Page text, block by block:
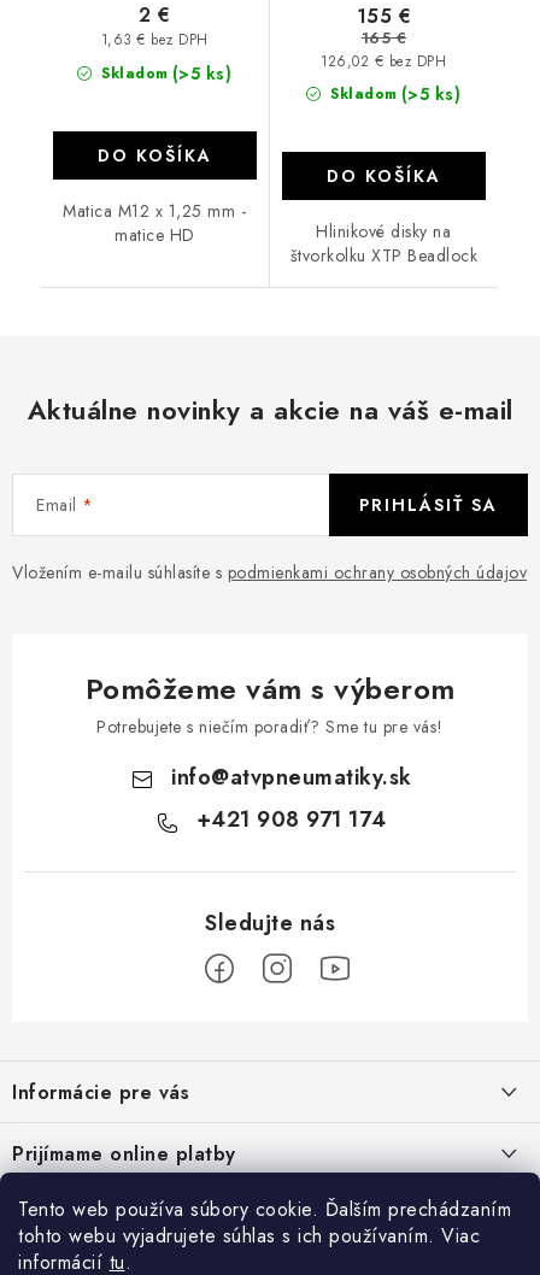
Tento web používa súbory cookie. Ďalším prechádzaním
tohto webu vyjadrujete súhlas s ich používaním. Viac
informácií tu.
Skladom (>5 ks)
1,63 € bez DPH
2 €
DO KOŠÍKA
Matica M12 x 1,25 mm -
matice HD
Skladom (>5 ks)
126,02 € bez DPH
155 €
165 €
DO KOŠÍKA
Hlinikové disky na
štvorkolku XTP Beadlock
Aktuálne novinky a akcie na váš e-mail
Email
Vložením e-mailu súhlasíte s podmienkami ochrany osobných údajov
PRIHLÁSIŤ SA
Pomôžeme vám s výberom
Potrebujete s niečím poradiť? Sme tu pre vás!
info@atvpneumatiky.sk
+421 908 971 174
p
ä
t
Informácie pre vás
Podmienky ochrany osobných údajov
Reklamačný poriadok - formulár
Prijímame online platby
Prihlásenie
E-mail